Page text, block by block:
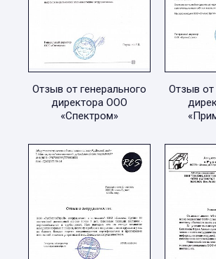
Отзыв от генерального
директора ООО
«Спектром»
Отзыв от